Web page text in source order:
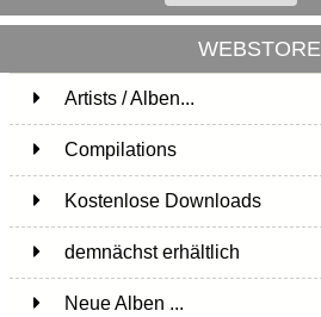
WEBSTORE
Artists / Alben...
Compilations
Kostenlose Downloads
demnächst erhältlich
Neue Alben ...